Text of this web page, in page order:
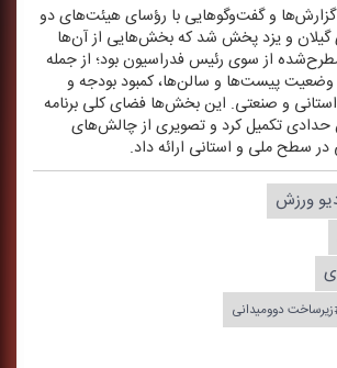
گزارش‌ها و گفت‌وگوهایی با رؤسای هیئت‌های دو
گیلان و یزد پخش شد كه بخش‌هایی از آن‌ها
از سوی رئیس فدراسیون بود؛ از جمله
پیست‌ها و سالن‌ها، كمبود بودجه و
و صنعتی. این بخش‌ها فضای كلی برنامه
حدادی تكمیل كرد و تصویری از چالش‌های
سطح ملی و استانی ارائه داد.
ورزش
دوومیدانی